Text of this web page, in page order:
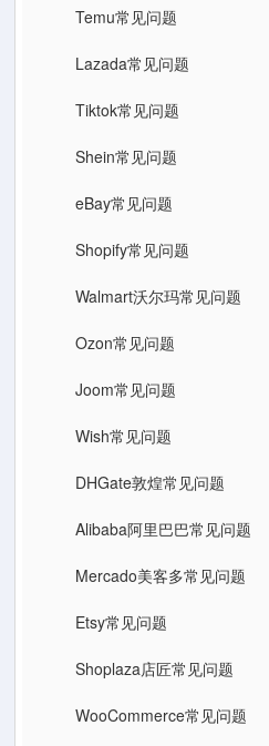
Temu常见问题
Lazada常见问题
Tiktok常见问题
Shein常见问题
eBay常见问题
Shopify常见问题
Walmart沃尔玛常见问题
Ozon常见问题
Joom常见问题
Wish常见问题
DHGate敦煌常见问题
Alibaba阿里巴巴常见问题
Mercado美客多常见问题
Etsy常见问题
Shoplaza店匠常见问题
WooCommerce常见问题